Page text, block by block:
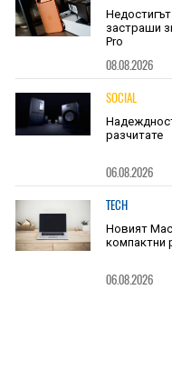
застраши
Pro
08.08.2026
SOCIAL
разчитате
06.08.2026
TECH
Новият
компактни
06.08.2026